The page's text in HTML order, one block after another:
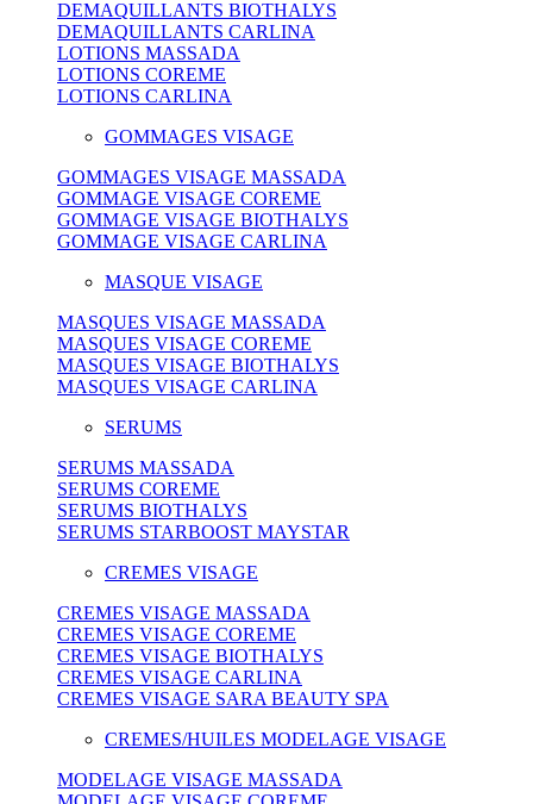
DEMAQUILLANTS BIOTHALYS
DEMAQUILLANTS CARLINA
LOTIONS MASSADA
LOTIONS COREME
LOTIONS CARLINA
GOMMAGES VISAGE
GOMMAGES VISAGE MASSADA
GOMMAGE VISAGE COREME
GOMMAGE VISAGE BIOTHALYS
GOMMAGE VISAGE CARLINA
MASQUE VISAGE
MASQUES VISAGE MASSADA
MASQUES VISAGE COREME
MASQUES VISAGE BIOTHALYS
MASQUES VISAGE CARLINA
SERUMS
SERUMS MASSADA
SERUMS COREME
SERUMS BIOTHALYS
SERUMS STARBOOST MAYSTAR
CREMES VISAGE
CREMES VISAGE MASSADA
CREMES VISAGE COREME
CREMES VISAGE BIOTHALYS
CREMES VISAGE CARLINA
CREMES VISAGE SARA BEAUTY SPA
CREMES/HUILES MODELAGE VISAGE
MODELAGE VISAGE MASSADA